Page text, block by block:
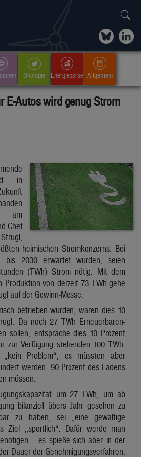
Ökologie Energiebörse Allgemein
E-Autos wird genug Strom
in
am
Chef
heimischen Stromkonzerns. Bei
bis 2030 erwartet würden, seien
(TWh) Strom nötig. Mit dem
Produktion von derzeit 73 TWh gehe
auf der Gewinn-Messe.
betrieben würden, wären dies 10
Da noch 27 TWh Erneuerbaren-
sollen, entspräche dies 10 Prozent
zur Verfügung stehenden 100 TWh.
Problem“, es müssten aber
werden. 90 Prozent des Ladens
müssen.
um 27 TWh, um ab
bilanziell übers Jahr gesehen zu
zu haben, sei „eine gewaltige
Ziel „sportlich“. Dafür werde man
– es spieße sich aber in der
Dauer der Genehmigungsverfahren.